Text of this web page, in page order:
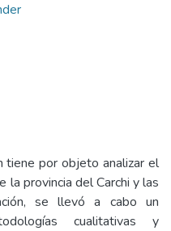
por objeto analizar el
la provincia del Carchi y las
se llevó a cabo un
cualitativas y